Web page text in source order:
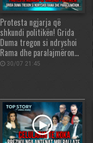
Protesta ngjarja që
shkundi politikën! Grida
Duma tregon si ndryshoi
Rama dhe paralajmëron…
30/07 21:45